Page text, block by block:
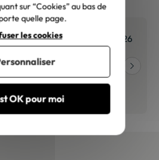
S. 27/07/2026
beau canapé ! Livraison
sur “Cookies” au bas de
quelle page.
OK pour moi
les cookies